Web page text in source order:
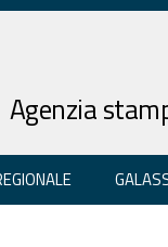
Agenzia